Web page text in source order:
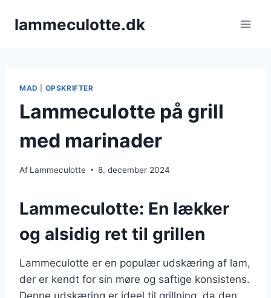
lammeculotte.dk
MAD OPSKRIFTER
Lammeculotte på grill
med marinader
Af Lammeculotte 8. december 2024
Lammeculotte: En lækker
og alsidig ret til grillen
Lammeculotte er en populær udskæring af lam,
der er kendt for sin møre og saftige konsistens.
Denne udskæring er ideel til grillning, da den